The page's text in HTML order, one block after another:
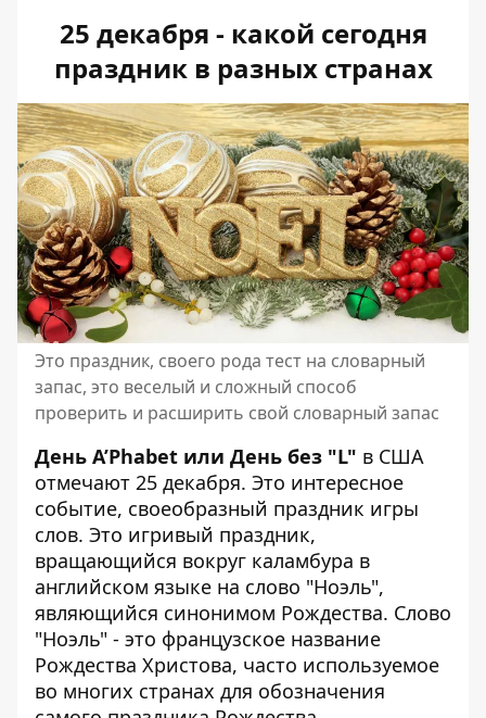
25 декабря - какой сегодня
праздник в разных странах
Это праздник, своего рода тест на словарный
запас, это веселый и сложный способ
проверить и расширить свой словарный запас
День A’Phabet или День без "L" в США
отмечают 25 декабря. Это интересное
событие, своеобразный праздник игры
слов. Это игривый праздник,
вращающийся вокруг каламбура в
английском языке на слово "Ноэль",
являющийся синонимом Рождества. Слово
"Ноэль" - это французское название
Рождества Христова, часто используемое
во многих странах для обозначения